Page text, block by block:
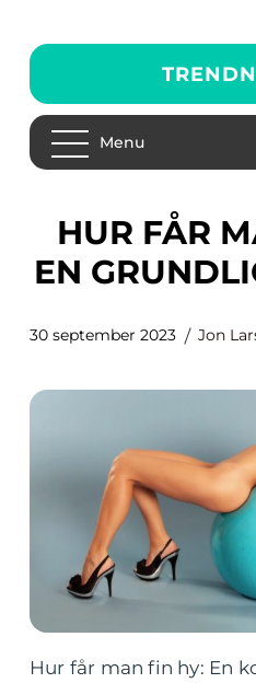
Menu
HUR FÅR MAN FIN HY:
EN
30 september 2023 Jon
Hur får man fin hy: En